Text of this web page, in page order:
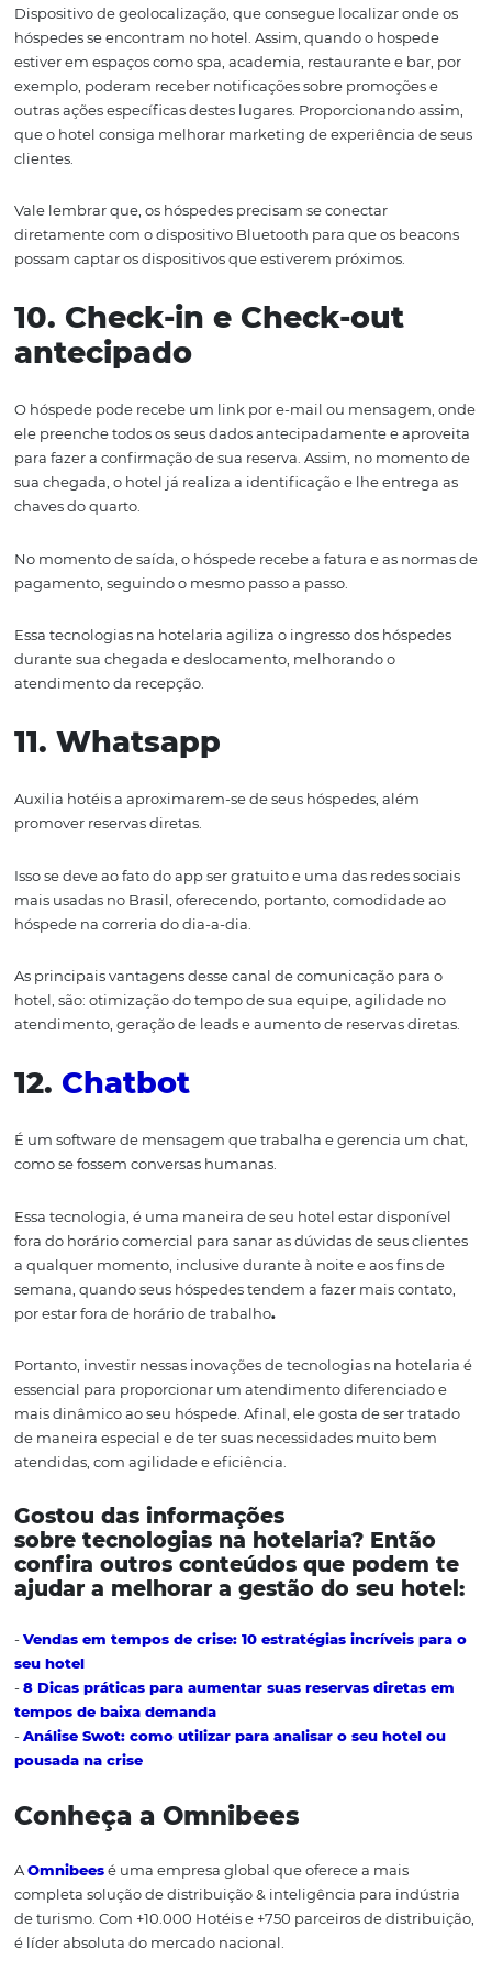
7.Sistema CRM
Auxilia na compreensão das necessidades dos seus
com soluções tecnológicas que reúnem informações e
promovem ações relacionadas às estratégias do
seu negócio.
É necessário entender que a satisfação está ligada a
necessário estar atentoàs maneirascomo o seu hotel
utilizar o CRMna sua estratégia de marketing e
8. Marketing Digital
Diante docenário contemporâneo
relacionamentos e ainda,
Dentre as principais estratégias de marketing digital
hotelaria estão:criação de Website
presença em redes sociais, como Facebook e Instagram.
9. Beacon
Dispositivodegeolocalização, que consegue localizar
hóspedes se encontram no hotel. Assim, quando o
exemplo, poderamreceber notificaçõessobre
outras ações específicas desteslugares. Proporcionando
que o hotel consiga melhorar marketing de experiência
diretamente com o dispositivo Bluetooth para que os
possam captar os dispositivos que estiverem próximos.
10. Check-in eCheck-out
antecipado
ele preenche todos os seus dados antecipadamente e
para fazer a confirmação de sua reserva. Assim, no
sua chegada, o hotel já realiza a identificação e lhe
chaves do quarto.
No momento de saída, o hóspede recebe a fatura e as
pagamento, seguindo o mesmo passo a passo.
durante sua chegada e deslocamento, melhorando o
atendimento da recepção.
11. Whatsapp
Auxilia hotéis a aproximarem-se de seus hóspedes,
Isso se deve ao fato doappser gratuito e uma das redes
mais usadas no Brasil, oferecendo, portanto,